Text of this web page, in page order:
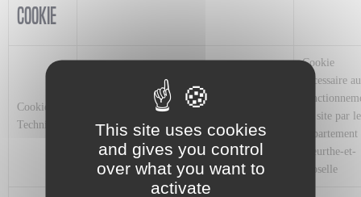
cookie
Cookie
Technique
Cookie
nécessaire au
du site par le
département
Meurthe-et-
Moselle
This site uses cookies
and gives you control
over what you want to
activate